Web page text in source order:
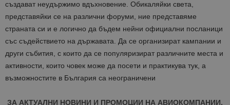
създават неудържимо вдъхновение Обикаляйки света
представяйки се на различни форуми ние представяме
страната си и е логично да бъдем нейни официални посланици
със съдействието на държавата Да се организират кампании и
други събития с които да се популяризират различните места и
активности
които човек може да посети и практикува тук а
възможностите в България са неограничени
ЗА АКТУАЛНИ НОВИНИ И ПРОМОЦИИ НА АВИОКОМПАНИИ,